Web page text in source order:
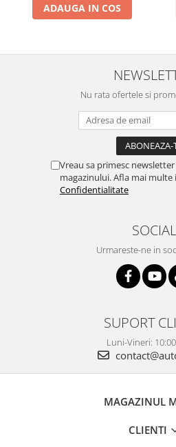
ADAUGA IN COS
Nu rata ofertele si
Vreau sa primesc
magazinului. Afla mai multe
Confidentialitate
SOCIAL
Urmareste-ne in
SUPORT
Luni-Vineri:
MAGAZINUL
CLIENTI